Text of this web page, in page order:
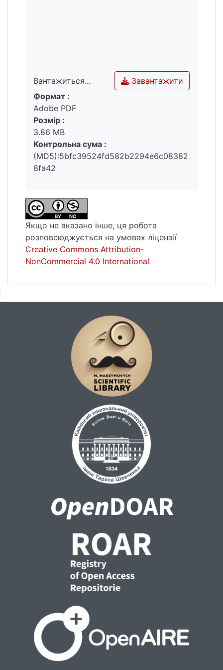
Вантажиться...
Вантажиться...
Завантажити
Формат :
Adobe PDF
Розмір :
3.86 MB
Контрольна сума :
(MD5):5bfc39524fd582b2294e6c08382
8fa42
Якщо не вказано інше, ця робота
розповсюджується на умовах ліцензії
Creative Commons Attribution-
NonCommercial 4.0 International